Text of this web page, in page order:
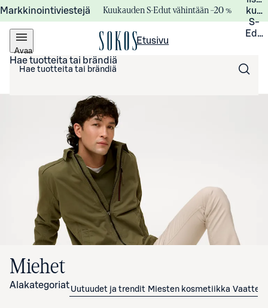
Markkinointiviestejä Kuukauden S-Edut vähintään –20 %
S-
Avaa
valikko
Etusivu
Hae tuotteita tai brändiä
Miehet
Alakategoriat Uutuudet ja trendit Miesten kosmetiikka Vaatteet